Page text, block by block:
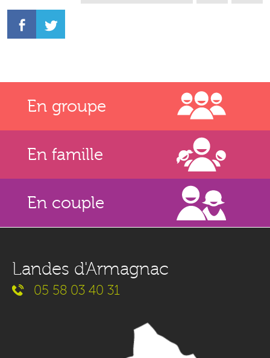
En groupe
En famille
En couple
Landes d'Armagnac
05 58 03 40 31